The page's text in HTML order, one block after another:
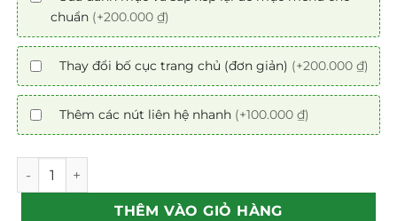
chuẩn (+200.000 ₫)
Thay đổi bố cục trang chủ (đơn giản) (+200.000 ₫)
Thêm các nút liên hệ nhanh (+100.000 ₫)
Mẫu theme Website du lịch 7 chuẩn SEO số lượng
THÊM VÀO GIỎ HÀNG